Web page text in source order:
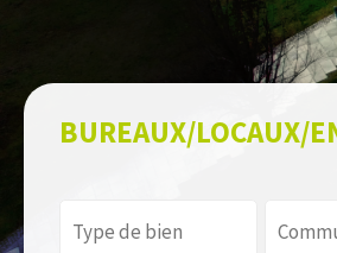
BUREAUX/LOCAUX/